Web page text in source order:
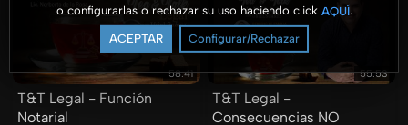
o configurarlas o rechazar su uso haciendo click AQUÍ.
ACEPTAR Configurar/Rechazar
58:41
T&T Legal - Función
Notarial
55:53
T&T Legal -
Consecuencias NO